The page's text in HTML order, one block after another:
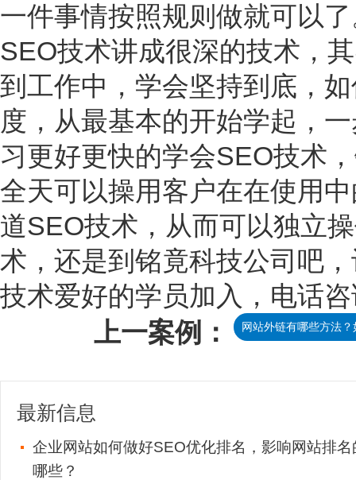
一件事情按照规则做就可以
SEO技术讲成很深的技术，
到工作中，学会坚持到底，
度，从最基本的开始学起，
习更好更快的学会SEO技术，
全天可以操用客户在在使用
道SEO技术，从而可以独立
术，还是到 铭竟科技公司吧
技术爱好的学员加入，电话
上一案例：
网站外链有哪些方法
最新信息
企业网站如何做好SEO优化排名，影响网站排
哪些？